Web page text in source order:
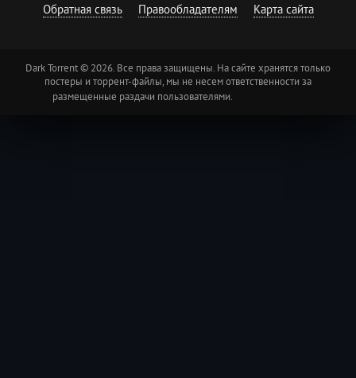
Обратная связь Правообладателям Карта сайта
Dark Torrent © 2026. Все права защищены. На сайте хранятся только
постеры и торрент-файлы, мы не несем ответственности за
размещенные раздачи пользователями.